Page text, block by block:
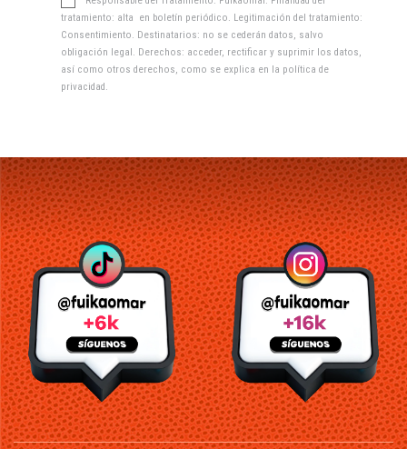
tratamiento: alta en boletín periódico. Legitimación del tratamiento:
Consentimiento. Destinatarios: no se cederán datos, salvo
obligación legal. Derechos: acceder, rectificar y suprimir los datos,
así como otros derechos, como se explica en la política de
privacidad .